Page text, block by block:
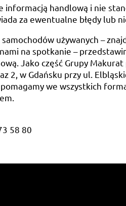
informacją handlową i nie
za ewentualne błędy lub
używanych –
na spotkanie –
Jako część Grupy
2, w Gdańsku przy ul.
we wszystkich
58 80